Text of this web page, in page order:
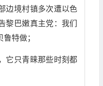
边境村镇多次遭以色
黎巴嫩真主党：我们
特做；
它只青睐那些时刻都